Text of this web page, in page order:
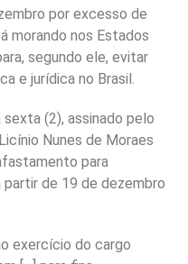
por excesso de
morando nos Estados
segundo ele, evitar
e jurídica no Brasil.
(2), assinado pelo
Nunes de Moraes
para
de 19 de dezembro
exercício do cargo